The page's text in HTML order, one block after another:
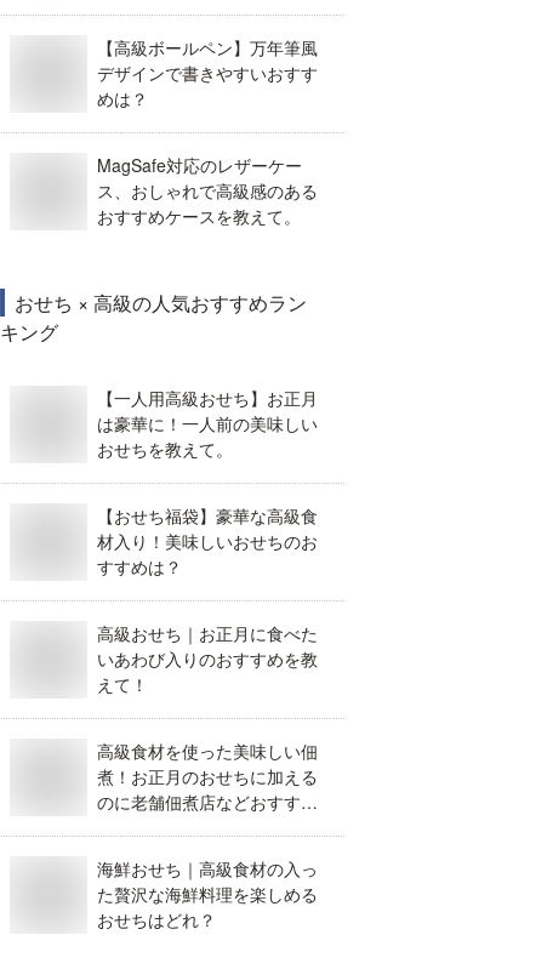
【高級ボールペン】万年筆風
デザインで書きやすいおすす
めは？
MagSafe対応のレザーケー
ス、おしゃれで高級感のある
おすすめケースを教えて。
おせち × 高級の人気おすすめラン
キング
【一人用高級おせち】お正月
は豪華に！一人前の美味しい
おせちを教えて。
【おせち福袋】豪華な高級食
材入り！美味しいおせちのお
すすめは？
高級おせち｜お正月に食べた
いあわび入りのおすすめを教
えて！
高級食材を使った美味しい佃
煮！お正月のおせちに加える
のに老舗佃煮店などおすすめ
海鮮おせち｜高級食材の入っ
た贅沢な海鮮料理を楽しめる
おせちはどれ？